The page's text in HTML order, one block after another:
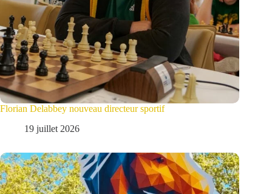
Florian Delabbey nouveau directeur sportif
19 juillet 2026